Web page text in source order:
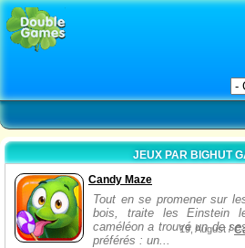
JEUX PAR BIGHUT
Candy Maze
Tout en se promener sur
bois, traite les Einstein
caméléon a trouvé un de
préférés : un...
19, August /